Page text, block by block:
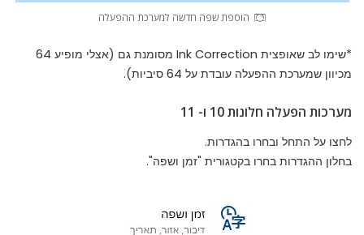
הוספת שפה חדשה למערכת ההפעלה
*שימו לב שאופצית Ink Correction מסומנת גם (אצלי מופיע 64
מכיוון שמערכת ההפעלה עובדת על 64 סיביות).
מערכות הפעלה חלונות 10 ו- 11
לחצו על התחל ובחרו בהגדרות.
בחלון ההגדרות בחרו בקטגורית "זמן ושפה".